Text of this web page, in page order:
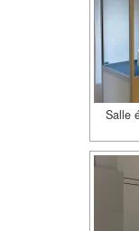
Salle